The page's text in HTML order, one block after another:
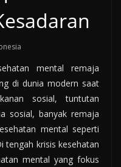
mental remaja
di dunia modern saat
sosial, tuntutan
sosial, banyak remaja
mental seperti
tengah krisis kesehatan
mental yang fokus